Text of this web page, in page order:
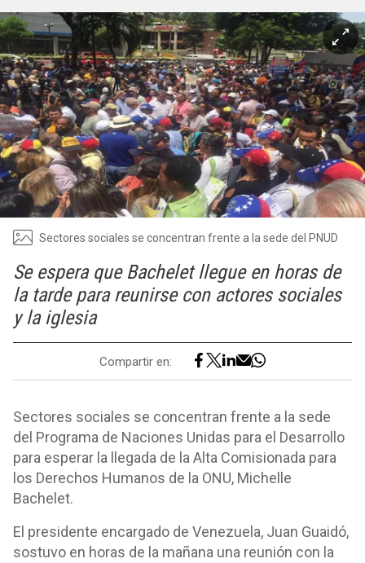
Sectores sociales se concentran frente a la sede del PNUD
Se espera que Bachelet llegue en horas de
la tarde para reunirse con actores sociales
y la iglesia
Compartir en:
Sectores sociales se concentran frente a la sede
del Programa de Naciones Unidas para el Desarrollo
para esperar la llegada de la Alta Comisionada para
los Derechos Humanos de la ONU, Michelle
Bachelet.
El presidente encargado de Venezuela, Juan Guaidó,
sostuvo en horas de la mañana una reunión con la